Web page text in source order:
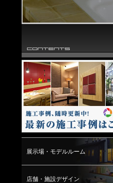
展示場・モデルルーム
店舗・施設デザイン